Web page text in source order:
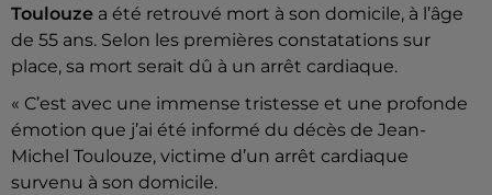
Toulouze a été retrouvé mort à son domicile, à l’âge
de 55 ans. Selon les premières constatations sur
place, sa mort serait dû à un arrêt cardiaque.
« C’est avec une immense tristesse et une profonde
émotion que j’ai été informé du décès de Jean-
Michel Toulouze, victime d’un arrêt cardiaque
survenu à son domicile.